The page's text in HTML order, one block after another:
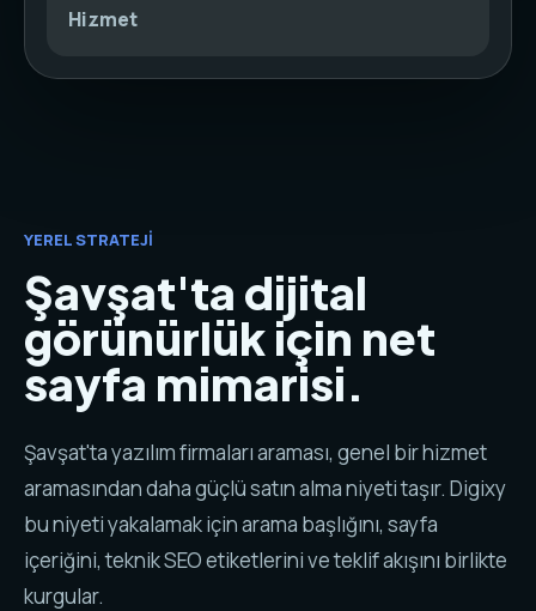
Hizmet
YEREL STRATEJI
Şavşat'ta dijital
görünürlük için net
sayfa mimarisi.
Şavşat'ta yazılım firmaları araması, genel bir hizmet
aramasından daha güçlü satın alma niyeti taşır. Digixy
bu niyeti yakalamak için arama başlığını, sayfa
içeriğini, teknik SEO etiketlerini ve teklif akışını birlikte
kurgular.